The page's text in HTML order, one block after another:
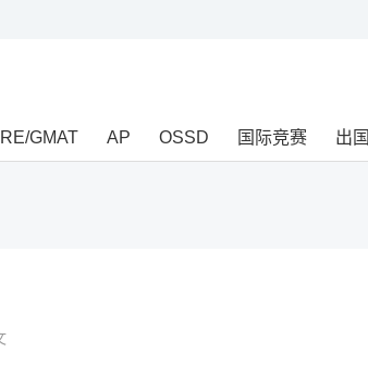
GMAT AP OSSD 国际竞赛 出